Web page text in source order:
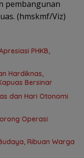
pembangunan
(hmskmf/Viz)
PHKB,
Hardiknas,
Bersinar
dan Hari Otonomi
Operasi
Ribuan Warga